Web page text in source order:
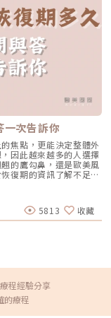
但若有腹直肌分離的情
了。（圖／芯漾皮膚科
章介紹》文章轉載自
比例，以及臉部脂肪分
變順，反而可能讓臉看
膠原蛋白流失隨著年齡
失。年輕時飽滿的蘋果
會越來越明顯。有些診
脂肪、膠原蛋白、甚至
體重大幅變化後。3. 快
但臉卻看起來變凹、呈
能跟著流失，尤其是本
紋變深、顴骨變明顯的
為脂肪回來的位置不一
造成陰影還有一種臉頰
蘋果肌下移，導致顴骨
可能沒有真正處理到
了東西」，也可能是
，後者則可能需要評估
善方式？臉頰凹陷的醫
洢蓮絲、晶亮瓷／微晶
用邏輯不同，適合的凹
速看到澎潤感的人玻尿
局部凹陷做修飾，施打
玻尿酸可用於夫妻宮、
支撐度與質地的劑型。
然漸進改善的人成分為
陷是因為膠原蛋白流
感，醫師可能會評估膠
直接填補」的概念不
一次告訴你
焦點，更能決定整體外
因此越來越多的人選擇
的鷹勾鼻，還是歐美風
復期的資訊了解不足，
手術的恢復期需要多
題進行整理和解答。如
隆鼻手術術後恢復期時
個人體質而有所不同，
過程大致上可以分為以
和淋巴循環。在這段期
刺激的食物。如果想嘗
要先諮詢專業醫師的意
5813 收藏
程經驗分享
的療程